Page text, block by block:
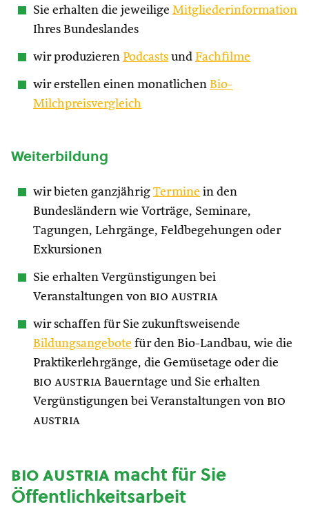
Sie erhalten die jeweilige Mitgliederinformation
Ihres Bundeslandes
wir produzieren Podcasts und Fachfilme
wir erstellen einen monatlichen Bio-
Milchpreisvergleich
Weiterbildung
wir bieten ganzjährig Termine in den
Bundesländern wie Vorträge, Seminare,
Tagungen, Lehrgänge, Feldbegehungen oder
Exkursionen
Sie erhalten Vergünstigungen bei
Veranstaltungen von bio austria
wir schaffen für Sie zukunftsweisende
Bildungsangebote für den Bio-Landbau, wie die
Praktikerlehrgänge, die Gemüsetage oder die
bio austria Bauerntage und Sie erhalten
Vergünstigungen bei Veranstaltungen von bio
austria
bio austriamacht für Sie
Öffentlichkeitsarbeit